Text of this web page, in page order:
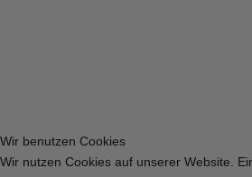
Wir benutzen Cookies
Wir nutzen Cookies auf unserer Website.